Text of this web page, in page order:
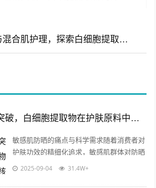
专注敏感肌与混合肌护理，探索白细胞提取物的修复与平衡奥秘
敏感肌防晒新突破，白细胞提取物在护肤原料中的核心价值与应用前景
敏感肌防晒的痛点与科学需求随着消费者对
护肤功效的精细化追求，敏感肌群体对防晒
产品的安全性和功能性的要求日益严苛，传
2025-09-04 31.4W+